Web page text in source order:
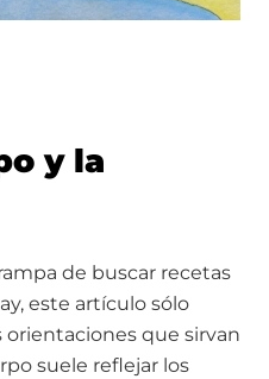
y la
de buscar recetas
este artículo sólo
que sirvan
suele reflejar los